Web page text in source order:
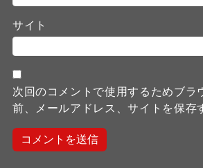
サイト
次回のコメントで使用するためブラ
前、メールアドレス、サイトを保存